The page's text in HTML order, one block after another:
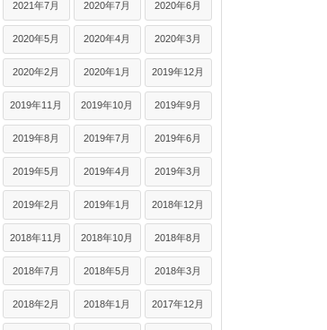
2021年7月 2020年7月 2020年6月
2020年5月 2020年4月 2020年3月
2020年2月 2020年1月 2019年12月
2019年11月 2019年10月 2019年9月
2019年8月 2019年7月 2019年6月
2019年5月 2019年4月 2019年3月
2019年2月 2019年1月 2018年12月
2018年11月 2018年10月 2018年8月
2018年7月 2018年5月 2018年3月
2018年2月 2018年1月 2017年12月